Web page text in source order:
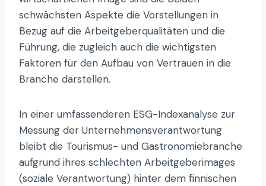
schwächsten Aspekte die Vorstellungen in
Bezug auf die Arbeitgeberqualitäten und die
Führung, die zugleich auch die wichtigsten
Faktoren für den Aufbau von Vertrauen in die
Branche darstellen.
In einer umfassenderen ESG-Indexanalyse zur
Messung der Unternehmensverantwortung
bleibt die Tourismus- und Gastronomiebranche
aufgrund ihres schlechten Arbeitgeberimages
(soziale Verantwortung) hinter dem finnischen